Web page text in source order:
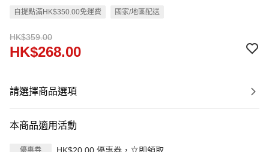
自提點滿HK$350.00免運費 國家/地區配送
HK$359.00
HK$268.00
請選擇商品選項
本商品適用活動
優惠券 HK$20.00 優惠券，立即領取